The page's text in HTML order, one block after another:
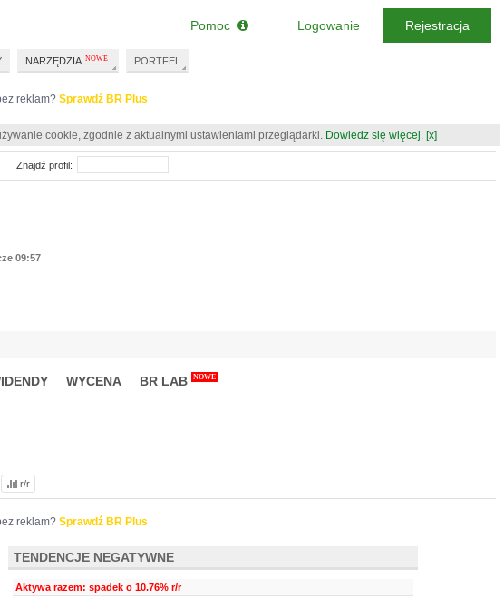
reklam? Sprawdź BR Plus
cookie, zgodnie z aktualnymi ustawieniami przeglądarki. Dowiedz się więcej. [x]
09:57
WYCENA BR LAB NOWE
r/r
reklam? Sprawdź BR Plus
TENDENCJE NEGATYWNE
Aktywa razem: spadek o 10.76% r/r
Znajdź profil:
NARZĘDZIA PORTFEL
Pomoc Logowanie Rejestracja